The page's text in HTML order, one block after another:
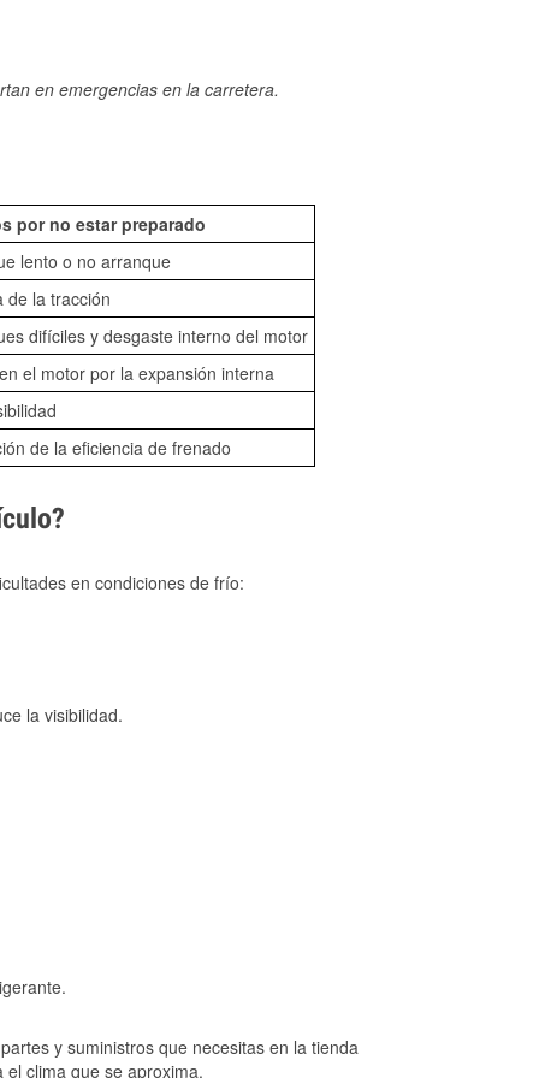
en emergencias en la carretera.
por no estar preparado
lento o no arranque
de la tracción
difíciles y desgaste interno del motor
el motor por la expansión interna
de la eficiencia de frenado
en condiciones de frío:
la visibilidad.
y suministros que necesitas en la tienda
clima que se aproxima.